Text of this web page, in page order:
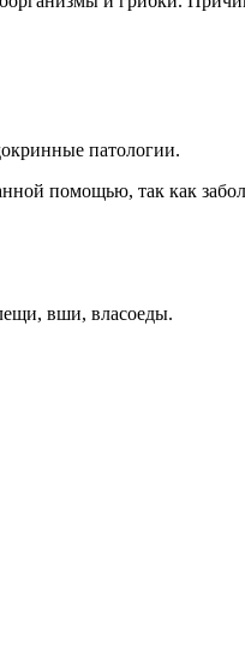
патологии.
помощью, так как
вши, власоеды.